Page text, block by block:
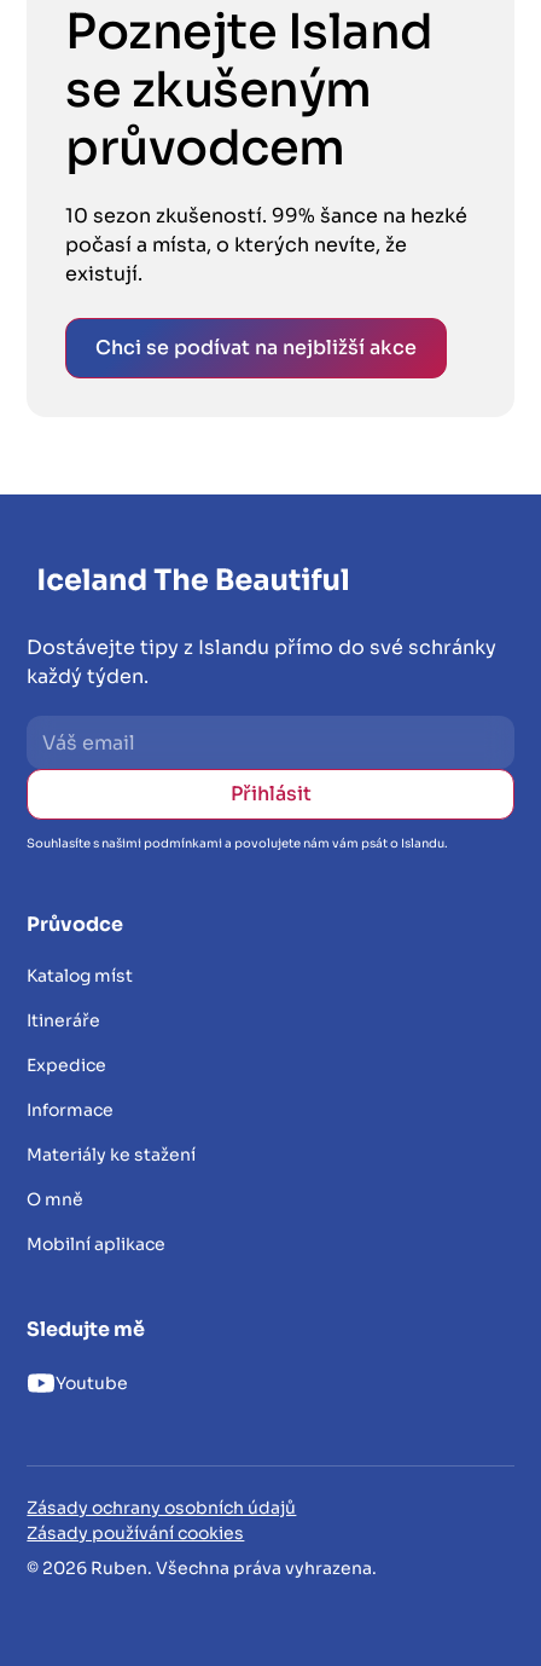
Poznejte Island
se zkušeným
průvodcem
10 sezon zkušeností. 99% šance na hezké
počasí a místa, o kterých nevíte, že
existují.
Chci se podívat na nejbližší akce
Dostávejte tipy z Islandu přímo do své schránky
každý týden.
Souhlasíte s našimi podmínkami a povolujete nám vám psát o Islandu.
Průvodce
Katalog míst
Itineráře
Expedice
Informace
Materiály ke stažení
O mně
Mobilní aplikace
Sledujte mě
Youtube
© 2026 Ruben. Všechna práva vyhrazena.
Zásady ochrany osobních údajů
Zásady používání cookies